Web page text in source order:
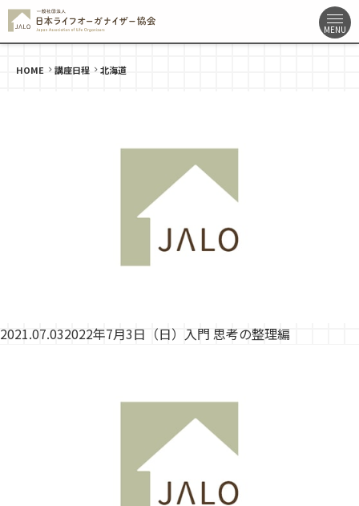
HOME 講座日程 北海道
2021.07.032022年7月3日（日）入門 思考の整理編